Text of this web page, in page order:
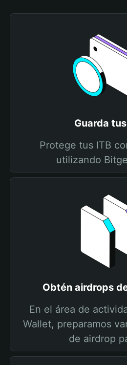
Guarda
Protege tus ITB
utilizando
Obtén airdrops
En el área de
Wallet, preparamos
de airdrop